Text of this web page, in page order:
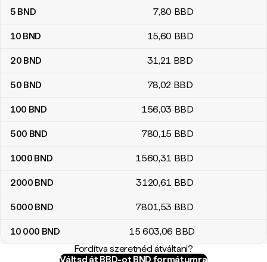
5 BND 7,80 BBD
10 BND 15,60 BBD
20 BND 31,21 BBD
50 BND 78,02 BBD
100 BND 156,03 BBD
500 BND 780,15 BBD
1000 BND 1560,31 BBD
2000 BND 3120,61 BBD
5000 BND 7801,53 BBD
10 000 BND 15 603,06 BBD
Fordítva szeretnéd átváltani?
Váltsd át BBD-ot BND formátumra